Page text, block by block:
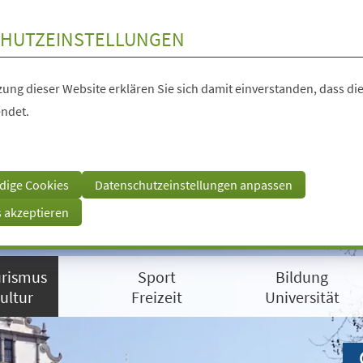
dieser Website erklären Sie sich damit einverstanden, dass
Cookies
Datenschutzeinstellungen anpassen
akzeptieren
Sport
Freizeit
Bildung
Universität